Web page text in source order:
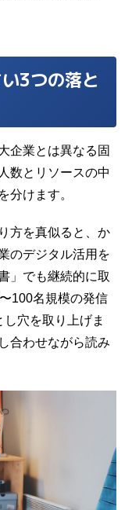
3つの落と
企業とは異なる固
数とリソースの中
分けます。
方を真似ると、か
のデジタル活用を
」 でも継続的に取
100名規模の発信
穴を取り上げま
合わせながら読み